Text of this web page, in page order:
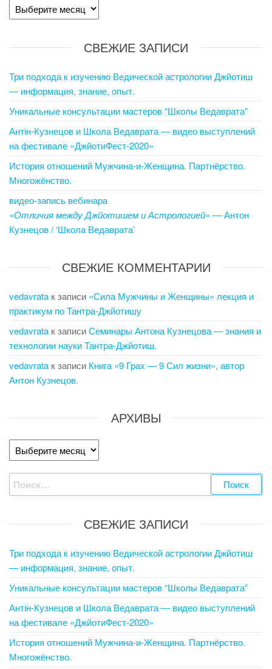
СВЕЖИЕ ЗАПИСИ
Три подхода к изучению Ведической астрологии Джйотиш
— информация, знание, опыт.
Уникальные консультации мастеров “Школы Ведаврата”
Антін-Кузнецов и Школа Ведаврата — видео выступлений
на фестивале «ДжйотиФест-2020»
История отношений Мужчина-и-Женщина. Партнёрство.
Многожёнство.
видео-запись вебинара
«Отличия между Джйотишем и Астрологией» — Антон
Кузнецов / ‘Школа Ведаврата’
СВЕЖИЕ КОММЕНТАРИИ
vedavrata к записи «Сила Мужчины и Женщины» лекция и
практикум по Тантра-Джйотишу
vedavrata к записиСеминары Антона Кузнецова — знания и
технологии науки Тантра-Джйотиш.
vedavrata к записи Книга «9 Грах — 9 Сил жизни», автор
Антон Кузнецов.
АРХИВЫ
Архивы
Найти:
СВЕЖИЕ ЗАПИСИ
Три подхода к изучению Ведической астрологии Джйотиш
— информация, знание, опыт.
Уникальные консультации мастеров “Школы Ведаврата”
Антін-Кузнецов и Школа Ведаврата — видео выступлений
на фестивале «ДжйотиФест-2020»
История отношений Мужчина-и-Женщина. Партнёрство.
Многожёнство.